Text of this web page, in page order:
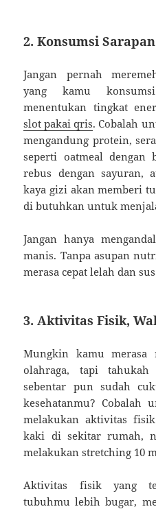
2. Konsumsi
Jangan pernah
yang kamu
menentukan tingkat
slot pakai qris. Cobalah
mengandung protein,
seperti oatmeal dengan
rebus dengan sayuran,
kaya gizi akan memberi
di butuhkan untuk
Jangan hanya
manis. Tanpa asupan
merasa cepat lelah dan
3. Aktivitas Fisik,
Mungkin kamu
olahraga, tapi
sebentar pun sudah
kesehatanmu? Cobalah
melakukan aktivitas
kaki di sekitar rumah,
melakukan stretching 10
Aktivitas fisik yang
tubuhmu lebih bugar,